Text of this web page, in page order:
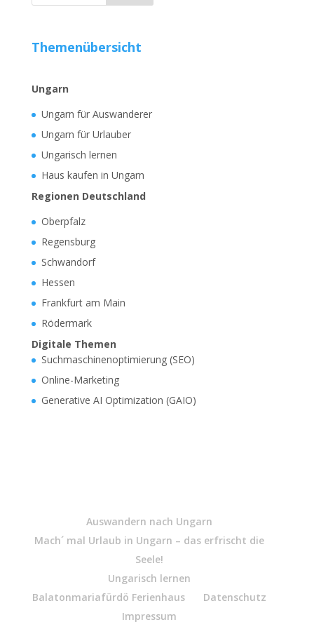
Themenübersicht
Ungarn
Ungarn für Auswanderer
Ungarn für Urlauber
Ungarisch lernen
Haus kaufen in Ungarn
Regionen Deutschland
Oberpfalz
Regensburg
Schwandorf
Hessen
Frankfurt am Main
Rödermark
Digitale Themen
Suchmaschinenoptimierung (SEO)
Online-Marketing
Generative AI Optimization (GAIO)
Auswandern nach Ungarn
Mach´ mal Urlaub in Ungarn – das erfrischt die
Seele!
Ungarisch lernen
Balatonmariafürdö Ferienhaus
Datenschutz
Impressum